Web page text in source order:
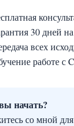
30 дней
всех
работе с
начать?
со мной